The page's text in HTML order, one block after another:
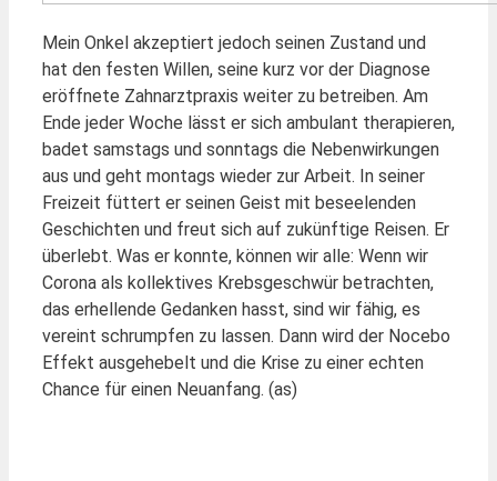
Mein Onkel akzeptiert jedoch seinen Zustand und
hat den festen Willen, seine kurz vor der Diagnose
eröffnete Zahnarztpraxis weiter zu betreiben. Am
Ende jeder Woche lässt er sich ambulant therapieren,
badet samstags und sonntags die Nebenwirkungen
aus und geht montags wieder zur Arbeit. In seiner
Freizeit füttert er seinen Geist mit beseelenden
Geschichten und freut sich auf zukünftige Reisen. Er
überlebt. Was er konnte, können wir alle: Wenn wir
Corona als kollektives Krebsgeschwür betrachten,
das erhellende Gedanken hasst, sind wir fähig, es
vereint schrumpfen zu lassen. Dann wird der Nocebo
Effekt ausgehebelt und die Krise zu einer echten
Chance für einen Neuanfang. (as)